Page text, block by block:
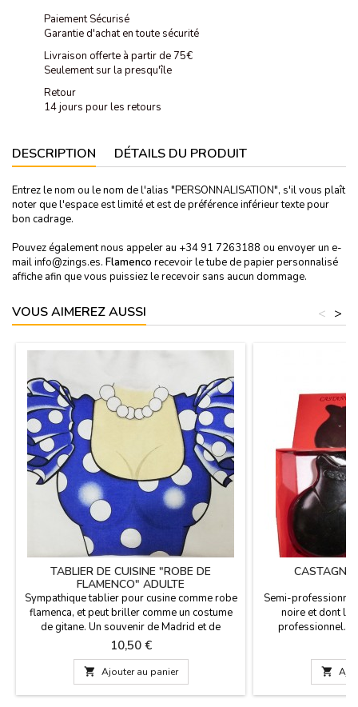
Paiement Sécurisé
Garantie d'achat en toute sécurité
Livraison offerte à partir de 75€
Seulement sur la presqu'île
Retour
14 jours pour les retours
DESCRIPTION DÉTAILS DU PRODUIT
Entrez le nom ou le nom de l'alias "PERSONNALISATION", s'il vous plaît
noter que l'espace est limité et est de préférence inférieur texte pour
bon cadrage.
Pouvez également nous appeler au +34 91 7263188 ou envoyer un e-
mail info@zings.es. Flamenco recevoir le tube de papier personnalisé
affiche afin que vous puissiez le recevoir sans aucun dommage.
VOUS AIMEREZ AUSSI >
<
TABLIER DE CUISINE "ROBE DE
FLAMENCO" ADULTE
Sympathique tablier pour cusine comme robe
flamenca, et peut briller comme un costume
de gitane. Un souvenir de Madrid et de
l'Espagne très drôle. Dimensions: 74 x 61 cm
Composition tissu: 50% coton - 50%
polyester.
Prix
10,50 €
 Ajouter au panier
Semi-
noire et dont le
professionnel.
le flamenco.
d'initiation aux
petit (garçons /
garçons): 8,5 x 6
